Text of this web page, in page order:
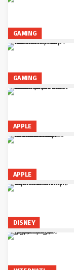
GAMING
GAMING
APPLE
APPLE
DISNEY